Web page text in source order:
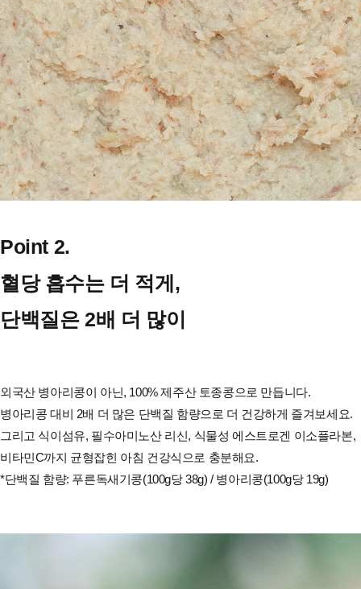
Point 2.
혈당 흡수는 더 적게,
단백질은 2배 더 많이
외국산 병아리콩이 아닌, 100% 제주산 토종콩으로 만듭니다.
병아리콩 대비 2배 더 많은 단백질 함량으로 더 건강하게 즐겨보세요.
그리고 식이섬유, 필수아미노산 리신, 식물성 에스트로겐 이소플라본,
비타민C까지 균형잡힌 아침 건강식으로 충분해요.
*단백질 함량: 푸른독새기콩(100g당 38g) / 병아리콩(100g당 19g)